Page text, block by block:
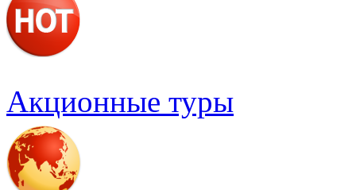
Акционные туры